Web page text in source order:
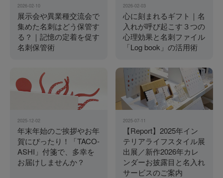
2026-02-10
展示会や異業種交流会で
集めた名刺はどう保管す
る？｜記憶の定着を促す
名刺保管術
2026-02-03
心に刻まれるギフト｜名
入れが呼び起こす３つの
心理効果と名刺ファイル
「Log book」の活用術
2025-12-02
年末年始のご挨拶やお年
賀にぴったり！「TACO-
ASHI」付箋で、多幸を
お届けしませんか？
2025-07-11
【Report】2025年イン
テリアライフスタイル展
出展／新作2026年カレ
ンダーお披露目と名入れ
サービスのご案内